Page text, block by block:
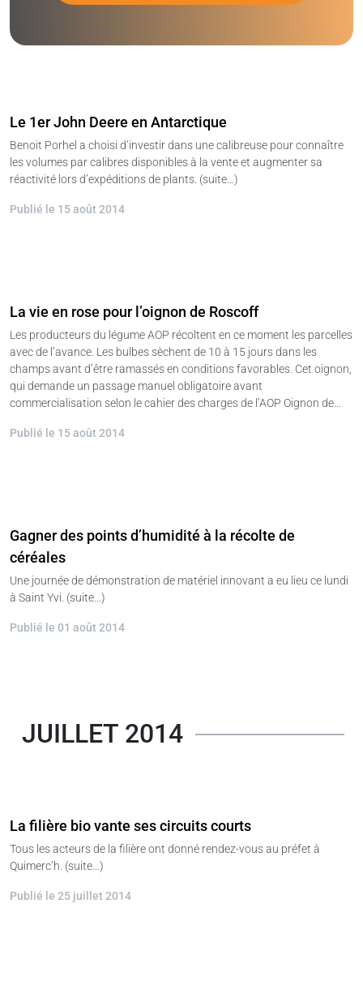
Le 1er John Deere en Antarctique
Benoit Porhel a choisi d’investir dans une calibreuse pour connaître
les volumes par calibres disponibles à la vente et augmenter sa
réactivité lors d’expéditions de plants. (suite…)
Publié le 15 août 2014
La vie en rose pour l’oignon de Roscoff
Les producteurs du légume AOP récoltent en ce moment les parcelles
avec de l’avance. Les bulbes sèchent de 10 à 15 jours dans les
champs avant d’être ramassés en conditions favorables. Cet oignon,
qui demande un passage manuel obligatoire avant
commercialisation selon le cahier des charges de l’AOP Oignon de…
Publié le 15 août 2014
Gagner des points d’humidité à la récolte de
céréales
Une journée de démonstration de matériel innovant a eu lieu ce lundi
à Saint Yvi. (suite…)
Publié le 01 août 2014
JUILLET 2014
La filière bio vante ses circuits courts
Tous les acteurs de la filière ont donné rendez-vous au préfet à
Quimerc’h. (suite…)
Publié le 25 juillet 2014